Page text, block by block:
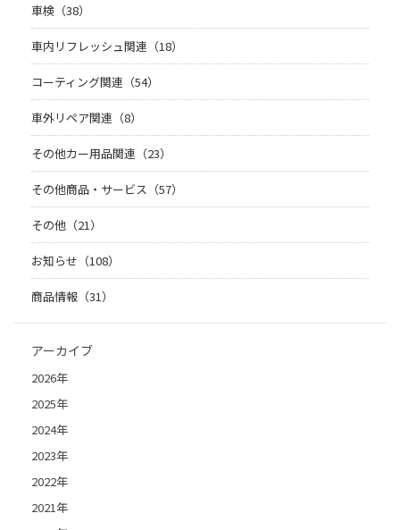
車検（38）
車内リフレッシュ関連（18）
コーティング関連（54）
車外リペア関連（8）
その他カー用品関連（23）
その他商品・サービス（57）
その他（21）
お知らせ（108）
商品情報（31）
アーカイブ
2026年
2025年
2024年
2023年
2022年
2021年